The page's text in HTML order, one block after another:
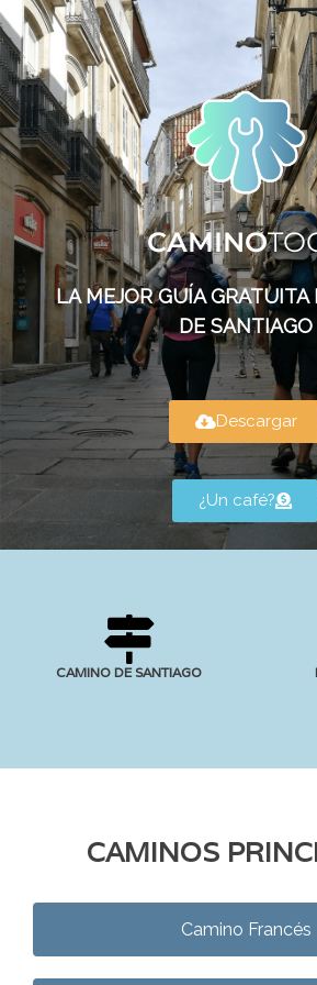
CAMINO
LA MEJOR GUÍA GRATUITA
DE SANTIAGO
Descargar
¿Un café?
CAMINO DE SANTIAGO
CAMINOS
Camino Francés